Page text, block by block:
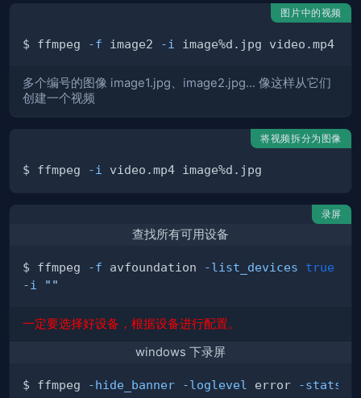
图片中的视频
$ ffmpeg -f image2 -i
多个编号的图像 image1.jpg、image2.jpg... 像这样从它们
创建一个视频
将视频拆分为图像
$ ffmpeg -i
录屏
查找所有可用设备
$ ffmpeg -f avfoundation -list_devices
true
-i
""
一定要选择好设备，根据设备进行配置。
windows 下录屏
$ ffmpeg -hide_banner -loglevel error -stats